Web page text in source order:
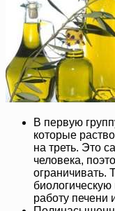
В первую
которые
на треть. Это
человека,
работу печени